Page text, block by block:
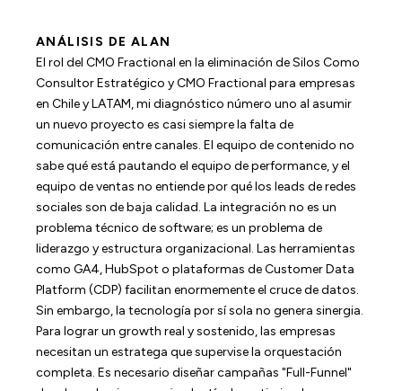
ANÁLISIS DE ALAN
El rol del CMO Fractional en la eliminación de Silos Como
Consultor Estratégico y CMO Fractional para empresas
en Chile y LATAM, mi diagnóstico número uno al asumir
un nuevo proyecto es casi siempre la falta de
comunicación entre canales. El equipo de contenido no
sabe qué está pautando el equipo de performance, y el
equipo de ventas no entiende por qué los leads de redes
sociales son de baja calidad. La integración no es un
problema técnico de software; es un problema de
liderazgo y estructura organizacional. Las herramientas
como GA4, HubSpot o plataformas de Customer Data
Platform (CDP) facilitan enormemente el cruce de datos.
Sin embargo, la tecnología por sí sola no genera sinergia.
Para lograr un growth real y sostenido, las empresas
necesitan un estratega que supervise la orquestación
completa. Es necesario diseñar campañas "Full-Funnel"